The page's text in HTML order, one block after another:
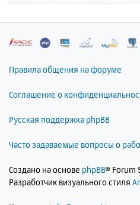
Правила общения на форуме
Соглашение о
Русская поддержка phpBB
Часто задаваемые вопросы о
Создано на основе phpBB® Forum
Разработчик визуального стиля